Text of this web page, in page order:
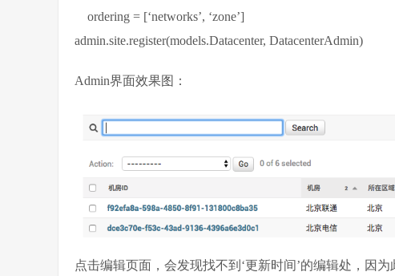
ordering = [‘networks’, ‘zone’]
admin.site.register(models.Datacenter, DatacenterAdmin)
Admin界面效果图：
点击编辑页面，会发现找不到‘更新时间’的编辑处，因